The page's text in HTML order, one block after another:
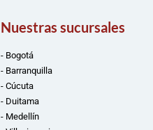
Nuestras sucursales
- Bogotá
- Barranquilla
- Cúcuta
- Duitama
- Medellín